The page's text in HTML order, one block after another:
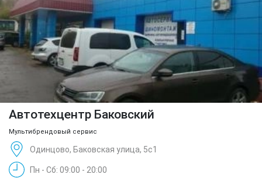
Автотехцентр Баковский
Мультибрендовый сервис
Одинцово, Баковская улица, 5с1
Пн - Сб: 09:00 - 20:00